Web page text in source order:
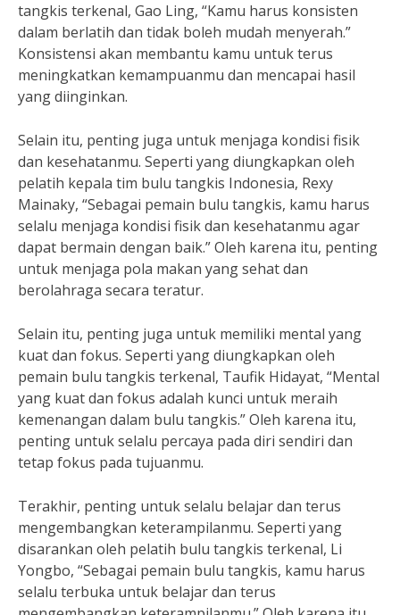
tangkis terkenal, Gao Ling, “Kamu harus konsisten
dalam berlatih dan tidak boleh mudah menyerah.”
Konsistensi akan membantu kamu untuk terus
meningkatkan kemampuanmu dan mencapai hasil
yang diinginkan.
Selain itu, penting juga untuk menjaga kondisi fisik
dan kesehatanmu. Seperti yang diungkapkan oleh
pelatih kepala tim bulu tangkis Indonesia, Rexy
Mainaky, “Sebagai pemain bulu tangkis, kamu harus
selalu menjaga kondisi fisik dan kesehatanmu agar
dapat bermain dengan baik.” Oleh karena itu, penting
untuk menjaga pola makan yang sehat dan
berolahraga secara teratur.
Selain itu, penting juga untuk memiliki mental yang
kuat dan fokus. Seperti yang diungkapkan oleh
pemain bulu tangkis terkenal, Taufik Hidayat, “Mental
yang kuat dan fokus adalah kunci untuk meraih
kemenangan dalam bulu tangkis.” Oleh karena itu,
penting untuk selalu percaya pada diri sendiri dan
tetap fokus pada tujuanmu.
Terakhir, penting untuk selalu belajar dan terus
mengembangkan keterampilanmu. Seperti yang
disarankan oleh pelatih bulu tangkis terkenal, Li
Yongbo, “Sebagai pemain bulu tangkis, kamu harus
selalu terbuka untuk belajar dan terus